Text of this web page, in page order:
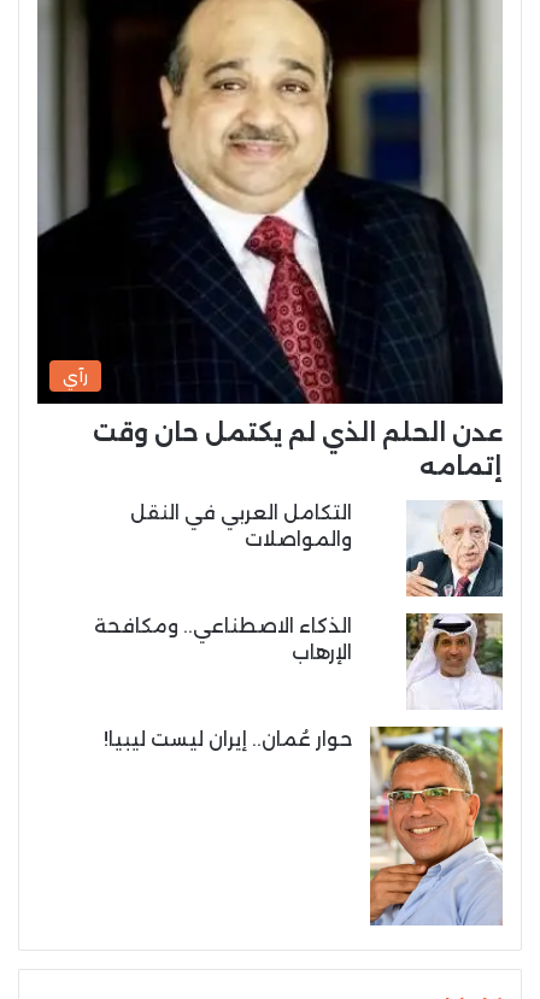
رآي
عدن الحلم الذي لم يكتمل حان وقت
إتمامه
التكامل العربي في النقل
والمواصلات
الذكاء الاصطناعي.. ومكافحة
الإرهاب
حوار عُمان.. إيران ليست ليبيا!